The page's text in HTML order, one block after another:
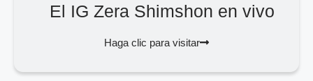
El IG Zera Shimshon en vivo
Haga clic para visitar